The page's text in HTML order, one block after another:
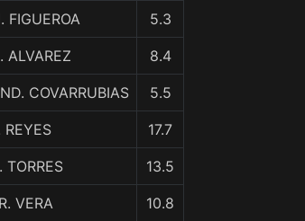
FIGUEROA 5.3
ALVAREZ 8.4
COVARRUBIAS 5.5
REYES 17.7
TORRES 13.5
VERA 10.8